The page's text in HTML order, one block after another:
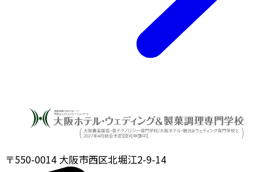
〒550-0014 大阪市西区北堀江2-9-14